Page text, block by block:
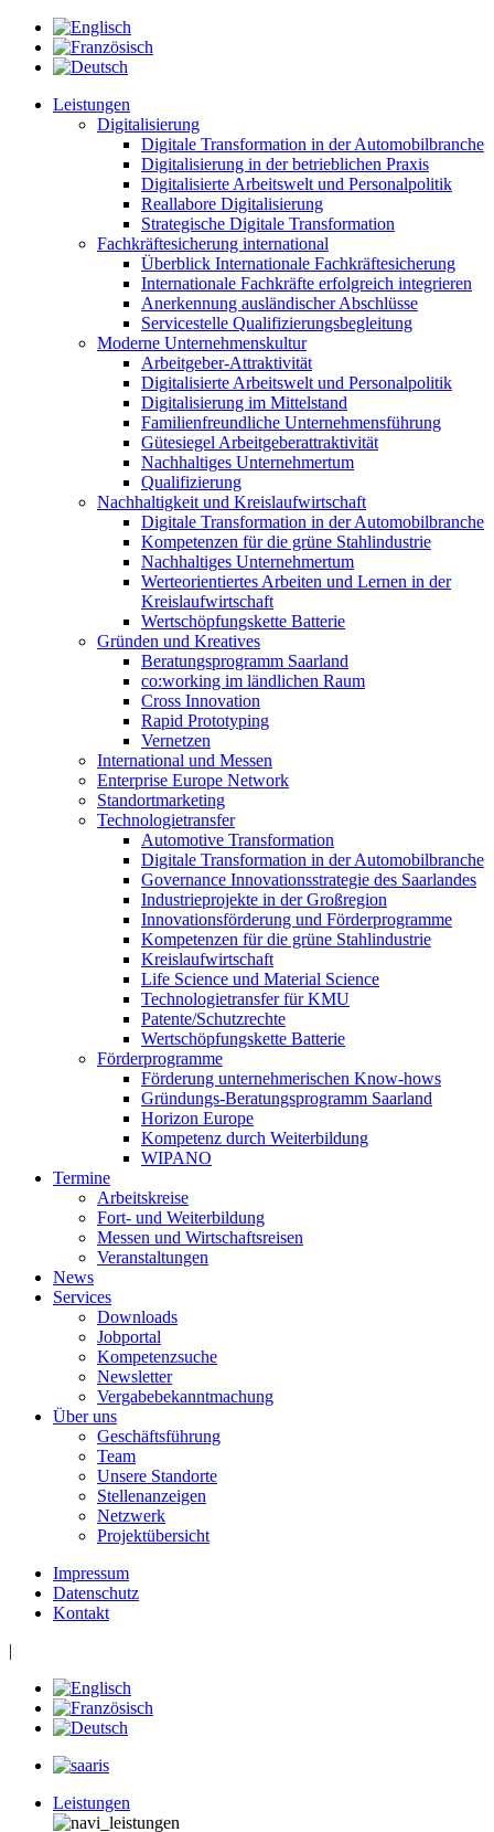
Leistungen
Digitalisierung
Digitale Transformation in der Automobilbranche
Digitalisierung in der betrieblichen Praxis
Digitalisierte Arbeitswelt und Personalpolitik
Reallabore Digitalisierung
Strategische Digitale Transformation
Fachkräftesicherung international
Überblick Internationale Fachkräftesicherung
Internationale Fachkräfte erfolgreich integrieren
Anerkennung ausländischer Abschlüsse
Servicestelle Qualifizierungsbegleitung
Moderne Unternehmenskultur
Arbeitgeber-Attraktivität
Digitalisierte Arbeitswelt und Personalpolitik
Digitalisierung im Mittelstand
Familienfreundliche Unternehmensführung
Gütesiegel Arbeitgeberattraktivität
Nachhaltiges Unternehmertum
Qualifizierung
Nachhaltigkeit und Kreislaufwirtschaft
Digitale Transformation in der Automobilbranche
Kompetenzen für die grüne Stahlindustrie
Nachhaltiges Unternehmertum
Werteorientiertes Arbeiten und Lernen in der
Kreislaufwirtschaft
Wertschöpfungskette Batterie
Gründen und Kreatives
Beratungsprogramm Saarland
co:working im ländlichen Raum
Cross Innovation
Rapid Prototyping
Vernetzen
International und Messen
Enterprise Europe Network
Standortmarketing
Technologietransfer
Automotive Transformation
Digitale Transformation in der Automobilbranche
Governance Innovationsstrategie des Saarlandes
Industrieprojekte in der Großregion
Innovationsförderung und Förderprogramme
Kompetenzen für die grüne Stahlindustrie
Kreislaufwirtschaft
Life Science und Material Science
Technologietransfer für KMU
Patente/Schutzrechte
Wertschöpfungskette Batterie
Förderprogramme
Förderung unternehmerischen Know-hows
Gründungs-Beratungsprogramm Saarland
Horizon Europe
Kompetenz durch Weiterbildung
WIPANO
Termine
Arbeitskreise
Fort- und Weiterbildung
Messen und Wirtschaftsreisen
Veranstaltungen
News
Services
Downloads
Jobportal
Kompetenzsuche
Newsletter
Vergabebekanntmachung
Über uns
Geschäftsführung
Team
Unsere Standorte
Stellenanzeigen
Netzwerk
Projektübersicht
Impressum
Datenschutz
Kontakt
|
Leistungen